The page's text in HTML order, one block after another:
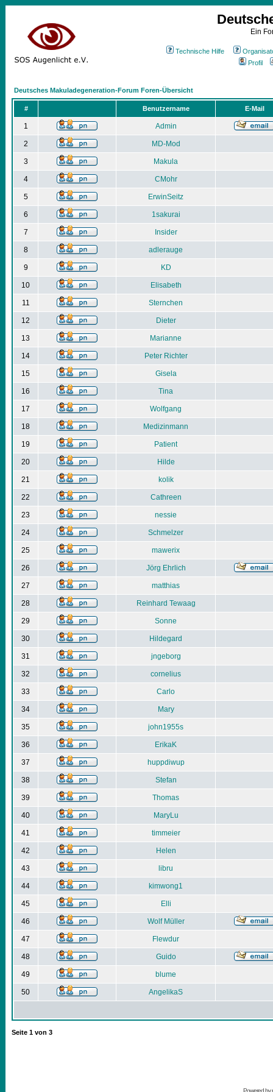
Ein
Technische Hilfe
Profil
Deutsches Makuladegeneration-Forum Foren-Übersicht
# Benutzername E-Mail
1 Admin
2 MD-Mod
3 Makula
4 CMohr
5 ErwinSeitz
6 1sakurai
7 Insider
8 adlerauge
9 KD
10 Elisabeth
11 Sternchen
12 Dieter
13 Marianne
14 Peter Richter
15 Gisela
16 Tina
17 Wolfgang
18 Medizinmann
19 Patient
20 Hilde
21 kolik
22 Cathreen
23 nessie
24 Schmelzer
25 mawerix
26 Jörg Ehrlich
27 matthias
28 Reinhard Tewaag
29 Sonne
30 Hildegard
31 jngeborg
32 cornelius
33 Carlo
34 Mary
35 john1955s
36 ErikaK
37 huppdiwup
38 Stefan
39 Thomas
40 MaryLu
41 timmeier
42 Helen
43 libru
44 kimwong1
45 Elli
46 Wolf Müller
47 Flewdur
48 Guido
49 blume
50 AngelikaS
Seite 1 von 3
Powered by